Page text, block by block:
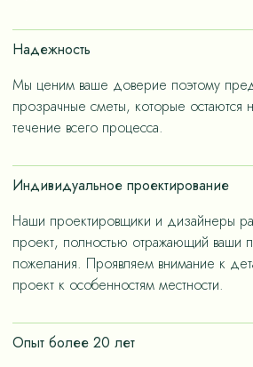
счет дизайнерских решений,
«медленную моду».
Надежность
Мы ценим ваше доверие поэтому
прозрачные сметы, которые остаются
течение всего процесса.
Индивидуальное проектирование
Наши проектировщики и дизайнеры
проект, полностью отражающий ваши
пожелания. Проявляем внимание к
проект к особенностям местности.
Опыт более 20 лет